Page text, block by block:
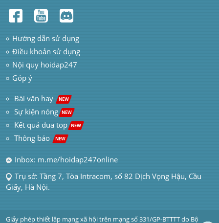
Hướng dẫn sử dụng
Điều khoản sử dụng
Nội quy hoidap247
Góp ý
Bài văn hay NEW
Sự kiện nóng NEW
Kết quả đua top NEW
Thông báo NEW
Inbox: m.me/hoidap247online
Trụ sở: Tầng 7, Tòa Intracom, số 82 Dịch Vọng Hậu, Cầu
Giấy, Hà Nội.
Giấy phép thiết lập mạng xã hội trên mạng số 331/GP-BTTTT do Bộ